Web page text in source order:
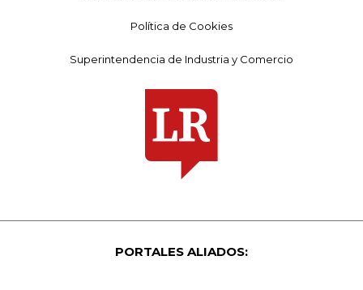
Política de Cookies
Superintendencia de Industria y Comercio
PORTALES ALIADOS: